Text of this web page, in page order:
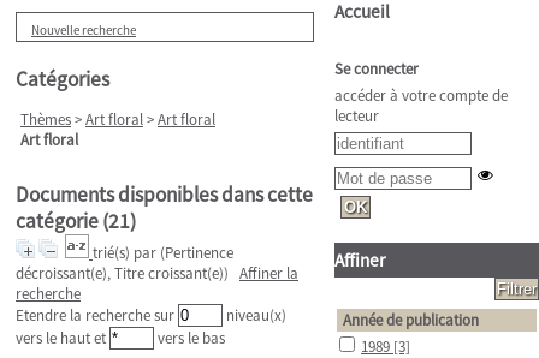
Nouvelle recherche
Catégories
Thèmes>Art floral>Art floral
Art floral
Documents disponibles dans cette
catégorie (21)
trié(s) par (Pertinence
décroissant(e), Titre croissant(e)) Affiner la
recherche
Etendre la recherche sur
niveau(x)
vers le haut et
vers le bas
Accueil
Se connecter
accéder à votre compte de
lecteur
Affiner
Année de publication
1989 [3]